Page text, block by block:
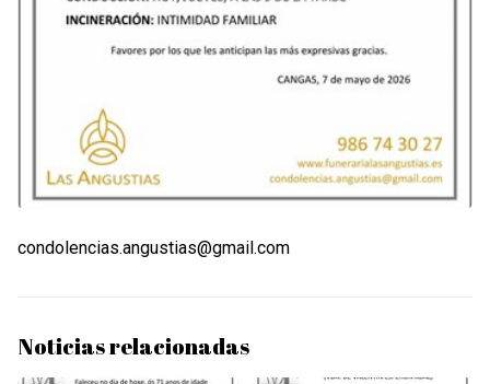
condolencias.angustias@gmail.com
Noticias relacionadas